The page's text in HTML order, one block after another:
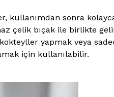
kullanımdan sonra
çelik bıçak ile birlikte
yapmak veya
için kullanılabilir.